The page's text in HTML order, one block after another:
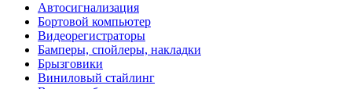
Автосигнализация
Бортовой компьютер
Видеорегистраторы
Бамперы, спойлеры, накладки
Брызговики
Виниловый стайлинг